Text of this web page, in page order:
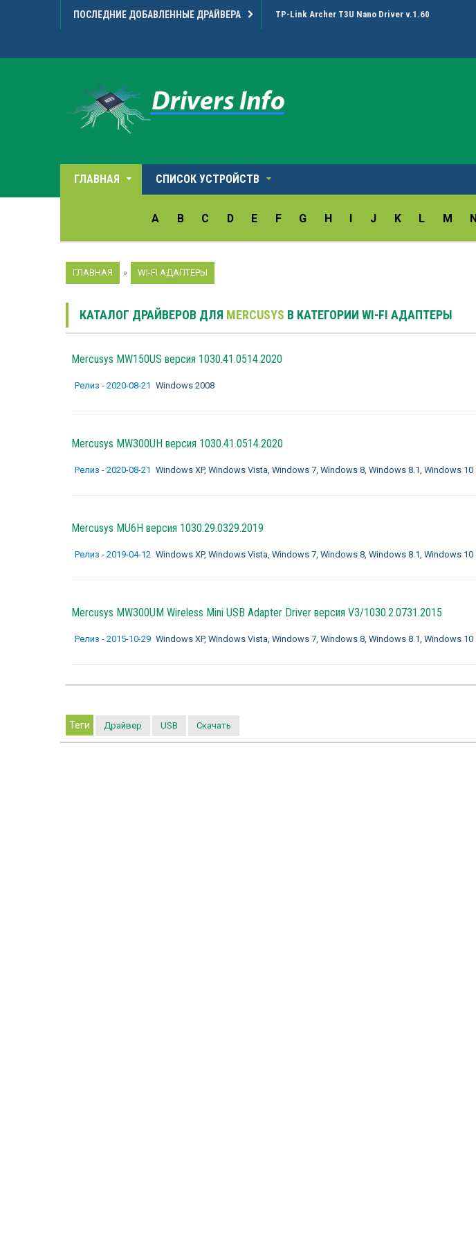
ПОСЛЕДНИЕ ДОБАВЛЕННЫЕ ДРАЙВЕРА TP-Link Archer T3U Nano Driver v.1.60
ГЛАВНАЯ СПИСОК УСТРОЙСТВ
A B C D E F G H J K L M N
ГЛАВНАЯ » WI-FI АДАПТЕРЫ
КАТАЛОГ ДРАЙВЕРОВ ДЛЯ MERCUSYS В КАТЕГОРИИ WI-FI АДАПТЕРЫ
Mercusys MW150US версия 1030.41.0514.2020
Релиз - 2020-08-21 Windows 2008
Mercusys MW300UH версия 1030.41.0514.2020
Релиз - 2020-08-21 Windows XP, Windows Vista, Windows 7, Windows 8, Windows 8.1, Windows 10
Mercusys MU6H версия 1030.29.0329.2019
Релиз - 2019-04-12 Windows XP, Windows Vista, Windows 7, Windows 8, Windows 8.1, Windows 10
Mercusys MW300UM Wireless Mini USB Adapter Driver версия V3/1030.2.0731.2015
Релиз - 2015-10-29 Windows XP, Windows Vista, Windows 7, Windows 8, Windows 8.1, Windows 10
Теги Драйвер USB Скачать